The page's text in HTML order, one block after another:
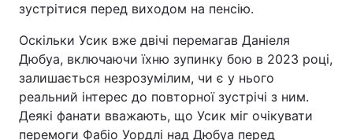
зустрітися перед виходом на пенсію.
Оскільки Усик вже двічі перемагав Даніеля
Дюбуа, включаючи їхню зупинку бою в 2023 році,
залишається незрозумілим, чи є у нього
реальний інтерес до повторної зустрічі з ним.
Деякі фанати вважають, що Усик міг очікувати
перемоги Фабіо Уордлі над Дюбуа перед